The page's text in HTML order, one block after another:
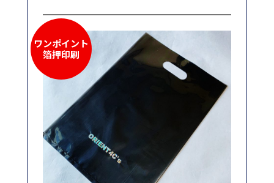
ワンポイント
箔押印刷